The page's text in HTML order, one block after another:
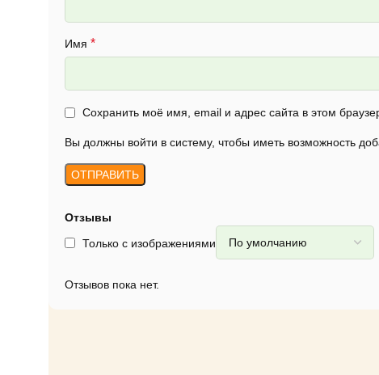
Отзывы
Только с изображениями
Отзывов пока нет.
Имя *
Сохранить моё имя, email и адрес сайта в этом
Вы должны войти в систему, чтобы иметь возможность